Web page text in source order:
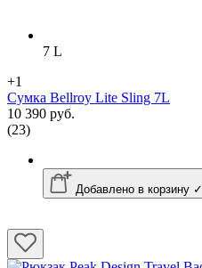
7 L
+1
Сумка Bellroy Lite Sling 7L
10 390 руб.
(23)
Добавлено в корзину ✓